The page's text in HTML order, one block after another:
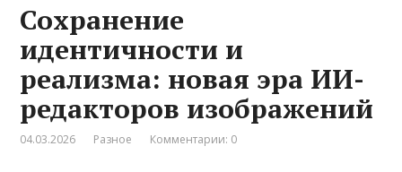
Сохранение
идентичности и
реализма: новая эра ИИ-
редакторов изображений
04.03.2026 Разное Комментарии: 0